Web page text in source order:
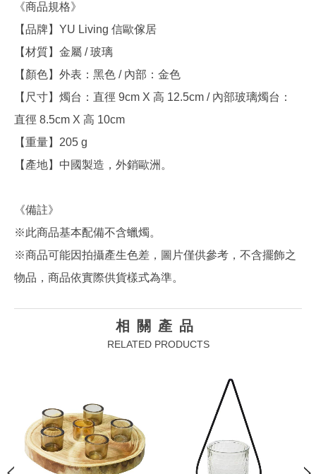
《商品規格》
【品牌】YU Living 信歐傢居
【材質】金屬 / 玻璃
【顏色】外表：黑色 / 內部：金色
【尺寸】燭台：直徑 9cm X 高 12.5cm / 內部玻璃燭台：
直徑 8.5cm X 高 10cm
【重量】205 g
【產地】中國製造，外銷歐洲。
《備註》
※此商品基本配備不含蠟燭。
※商品可能因拍攝產生色差，圖片僅供參考，不含擺飾之
物品，商品依實際供貨樣式為準。
相關產品
RELATED PRODUCTS